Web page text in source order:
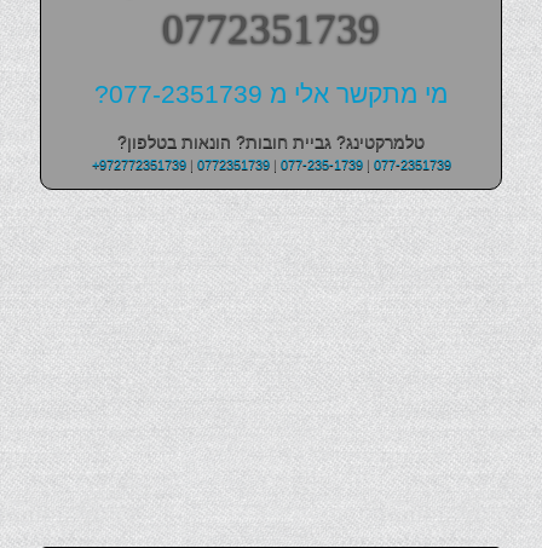
0772351739
מי מתקשר אלי מ 077-2351739?
טלמרקטינג? גביית חובות? הונאות בטלפון?
+972772351739| 0772351739| 077-235-1739| 077-2351739